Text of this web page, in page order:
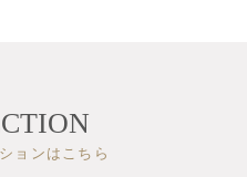
ョンはこちら